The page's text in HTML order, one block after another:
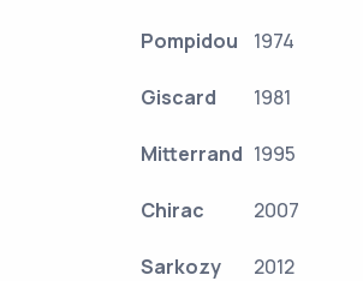
Pompidou 1974
Giscard 1981
Mitterrand 1995
Chirac 2007
Sarkozy 2012